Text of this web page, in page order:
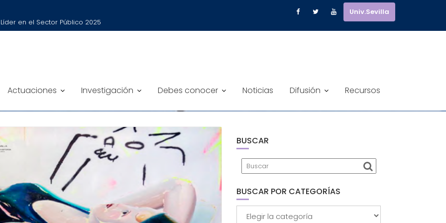
en el Sector Público 2025
Univ.Sevilla
Actuaciones Investigación Debes conocer Noticias Difusión Recursos
EMERGENTES DE ARTE Y GÉNERO
BUSCAR
BUSCAR POR CATEGORÍAS